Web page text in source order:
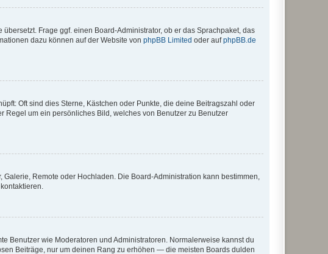
Frage ggf. einen Board-Administrator, ob er das Sprachpaket, das
dazu können auf der Website von phpBB Limited oder aufphpBB.de
Oft sind dies Sterne, Kästchen oder Punkte, die deine Beitragszahl oder
Regel um ein persönliches Bild, welches von Benutzer zu Benutzer
Remote oder Hochladen. Die Board-Administration kann bestimmen,
Benutzer wie Moderatoren und Administratoren. Normalerweise kannst du
Beiträge, nur um deinen Rang zu erhöhen — die meisten Boards dulden